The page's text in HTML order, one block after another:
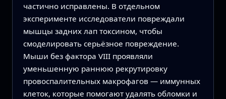
частично исправлены. В отдельном
эксперименте исследователи повреждали
мышцы задних лап токсином, чтобы
смоделировать серьёзное повреждение.
Мыши без фактора VIII проявляли
уменьшенную раннюю рекрутировку
провоспалительных макрофагов — иммунных
клеток, которые помогают удалять обломки и